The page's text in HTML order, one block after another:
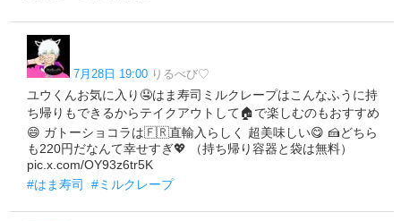
7月28日 19:00 りるべび♡
ユウくんお気に入り🤤はま寿司ミルクレープはこんなふうに持
ち帰りもできるからテイクアウトして🏠で楽しむのもおすすめ
😄 ガトーショコラは🇫🇷直輸入らしく 超美味しい😋 🍰どちら
も220円だなんて幸せすぎ💖 （持ち帰り容器と袋は無料）
pic.x.com/OY93z6tr5K
#はま寿司
#ミルクレープ